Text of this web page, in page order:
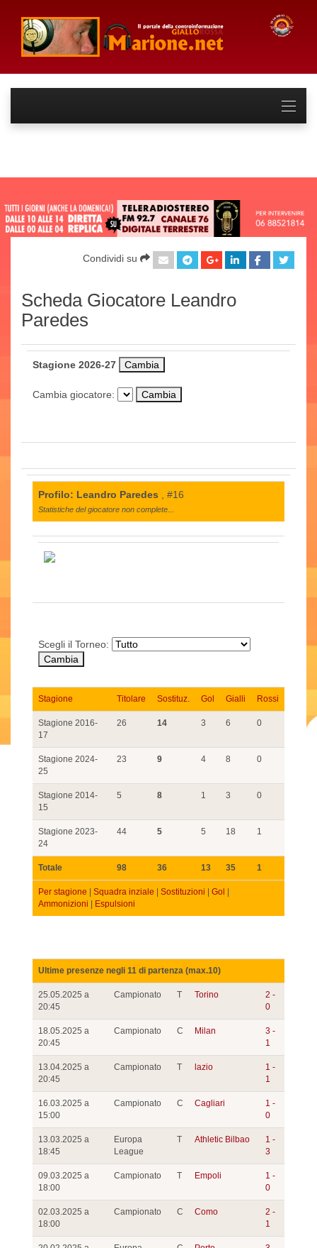
Condividi su
Scheda Giocatore Leandro
Paredes
Stagione 2026-27
Cambia giocatore:
Profilo: Leandro Paredes , #16
Statistiche del giocatore non complete...
Scegli il Torneo:
Stagione Titolare Sostituz. Gol Gialli Rossi
Stagione 2016-
17
26 14 3 6 0
Stagione 2024-
25
23 9 4 8 0
Stagione 2014-
15
5 8 1 3 0
Stagione 2023-
24
44 5 5 18 1
Totale 98 36 13 35 1
Per stagione Squadra inziale Sostituzioni Gol
Ammonizioni
Espulsioni
Ultime presenze negli 11 di partenza (max.10)
25.05.2025 a
20:45
Campionato T Torino
2 -
0
18.05.2025 a
20:45
Campionato C Milan
3 -
1
13.04.2025 a
20:45
Campionato T lazio
1 -
1
16.03.2025 a
15:00
Campionato C Cagliari
1 -
0
13.03.2025 a
18:45
Europa
League
T Athletic Bilbao
1 -
3
09.03.2025 a
18:00
Campionato T Empoli
1 -
0
02.03.2025 a
18:00
Campionato C Como
2 -
1